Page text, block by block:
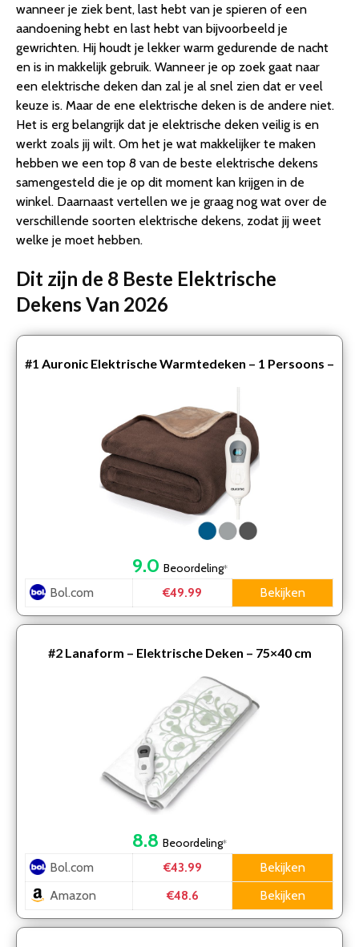
2. Lanaform – Elektrische Deken – 75×40 cm
3. Cresta Care KTS102 Elektrische deken 2 persoons
machine wasbaar cosy fleece 160×140 cm
4. Inventum HN1312V – Elektrische onderdeken – 150 x
80 cm – Wit/Blauw
5. Medisana HU A63 Warmte-onderdeken wasbaar
6. Auronic Elektrische Onderdeken – 1 Persoons –
150x80cm – met Hoekelastieken – Wit
7. CALMENTA® Infrarood Sauna Deken – Gratis
Opbergtas – tot 80° – 180x80cm – Infrarooddeken –
Afstand…
8. alpina Elektrische Deken – Warmtedeken – 3 Standen
– met Afstandsbediening – Wasbaar – 1-Persoons
Conclusie
wanneer je ziek bent, last hebt van je spieren of een
aandoening hebt en last hebt van bijvoorbeeld je
gewrichten. Hij houdt je lekker warm gedurende de nacht
en is in makkelijk gebruik. Wanneer je op zoek gaat naar
een elektrische deken dan zal je al snel zien dat er veel
keuze is. Maar de ene elektrische deken is de andere niet.
Het is erg belangrijk dat je elektrische deken veilig is en
werkt zoals jij wilt. Om het je wat makkelijker te maken
hebben we een top 8 van de beste elektrische dekens
samengesteld die je op dit moment kan krijgen in de
winkel. Daarnaast vertellen we je graag nog wat over de
verschillende soorten elektrische dekens, zodat jij weet
welke je moet hebben.
Dit zijn de 8 Beste Elektrische
Dekens Van 2026
#1 Auronic Elektrische Warmtedeken – 1 Persoons –
3 Standen – met Timer – 160 x 120cm – Bruin
9.0 Beoordeling*
Bol.com €49.99 Bekijken
#2 Lanaform – Elektrische Deken – 75×40 cm
8.8 Beoordeling*
Bol.com €43.99
Bekijken
Amazon
€48.6 Bekijken